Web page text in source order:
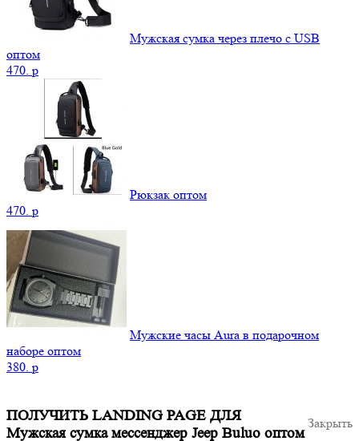
Мужская сумка через плечо с USB
оптом
470. p
Рюкзак оптом
470. p
Мужские часы Aura в подарочном
наборе оптом
380. p
Закрыть
ПОЛУЧИТЬ LANDING PAGE ДЛЯ
Мужская сумка мессенджер Jeep Buluo оптом